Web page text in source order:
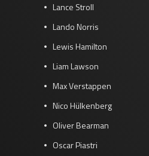
Lance Stroll
Lando Norris
Lewis Hamilton
Liam Lawson
Max Verstappen
Nico Hülkenberg
Oliver Bearman
Oscar Piastri